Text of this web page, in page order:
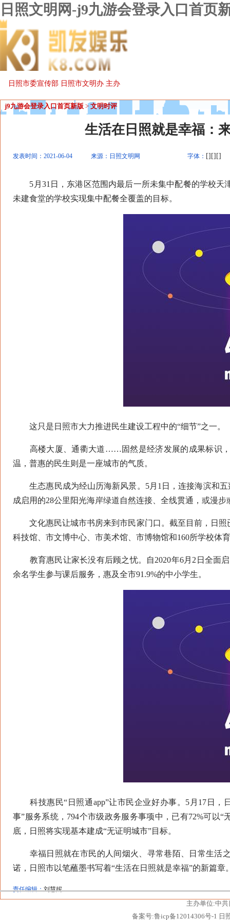
日照文明网-j9九游会登录入口首页
日照市委宣传部 日照市文明办 主办
j9九游会登录入口首页新版 > 文明时评
生活在日照就是幸福：
发表时间：2021-06-04 来源：日照文明网 字体： [][][]
5月31日，东港区范围内最后一所未集中配餐的学校天
未建食堂的学校实现集中配餐全覆盖的目标。
这只是日照市大力推进民生建设工程中的“细节”之一。
高楼大厦、通衢大道……固然是经济发展的成果标识，
温，普惠的民生则是一座城市的气质。
生态惠民成为经山历海新风景。5月1日，连接海滨和五
成启用的28公里阳光海岸绿道自然连接、全线贯通，或漫
文化惠民让城市书房来到市民家门口。截至目前，日照
科技馆、市文博中心、市美术馆、市博物馆和160所学校体
教育惠民让家长没有后顾之忧。自2020年6月2日全面启
余名学生参与课后服务，惠及全市91.9%的中小学生。
科技惠民“日照通app”让市民企业好办事。5月17日，
事”服务系统，794个市级政务服务事项中，已有72%可以“
底，日照将实现基本建成“无证明城市”目标。
幸福日照就在市民的人间烟火、寻常巷陌、日常生活之
诺，日照市以笔蘸墨书写着“生活在日照就是幸福”的新篇
责任编辑：刘慧妮
主办单位:中
备案号:鲁icp备12014306号-1